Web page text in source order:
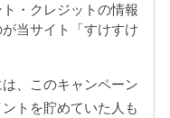
・クレジットの情報
当サイト「すけすけ
、このキャンペーン
トを貯めていた人も